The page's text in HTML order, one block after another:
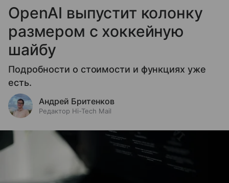
OpenAI выпустит колонку
размером с хоккейную
шайбу
Подробности о стоимости и функциях уже
есть.
Андрей Бритенков
Редактор Hi-Tech Mail